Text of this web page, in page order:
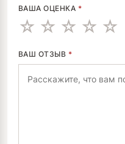
ВАША ОЦЕНКА *
ВАШ ОТЗЫВ *